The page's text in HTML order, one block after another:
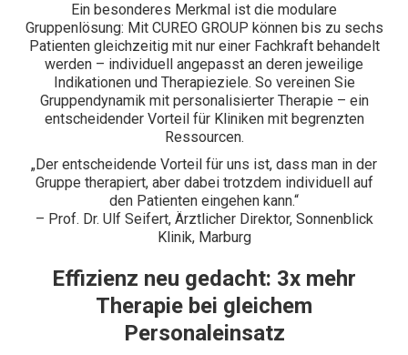
Ein besonderes Merkmal ist die modulare
Gruppenlösung: Mit CUREO GROUP können bis zu sechs
Patienten gleichzeitig mit nur einer Fachkraft behandelt
werden – individuell angepasst an deren jeweilige
Indikationen und Therapieziele. So vereinen Sie
Gruppendynamik mit personalisierter Therapie – ein
entscheidender Vorteil für Kliniken mit begrenzten
Ressourcen.
„Der entscheidende Vorteil für uns ist, dass man in der
Gruppe therapiert, aber dabei trotzdem individuell auf
den Patienten eingehen kann.“
– Prof. Dr. Ulf Seifert, Ärztlicher Direktor, Sonnenblick
Klinik, Marburg
Effizienz neu gedacht: 3x mehr
Therapie bei gleichem
Personaleinsatz